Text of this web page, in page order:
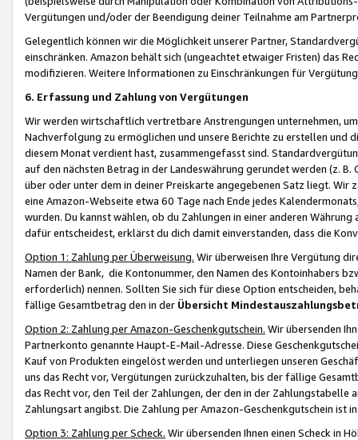
Vergütungen und/oder der Beendigung deiner Teilnahme am
Gelegentlich können wir die Möglichkeit unserer Partner,
einschränken. Amazon behält sich (ungeachtet etwaiger Fristen) das
modifizieren. Weitere Informationen zu Einschränkungen für
6. Erfassung und Zahlung von Vergütungen
Wir werden wirtschaftlich vertretbare Anstrengungen unternehmen,
Nachverfolgung zu ermöglichen und unsere Berichte zu erstellen und
diesem Monat verdient hast, zusammengefasst sind.
auf den nächsten Betrag in der Landeswährung gerundet werden (z.
über oder unter dem in deiner Preiskarte angegebenen Satz liegt.
eine Amazon-Webseite etwa 60 Tage nach Ende jedes
wurden. Du kannst wählen, ob du Zahlungen in einer anderen
dafür entscheidest, erklärst du dich damit einverstanden, dass die
Option 1: Zahlung per Überweisung. Wir überweisen Ihre Vergütung
Namen der Bank, die Kontonummer, den Namen des Kontoinhabers
erforderlich) nennen. Sollten Sie sich für diese Option entscheiden,
fällige Gesamtbetrag den in der Übersicht
Option 2: Zahlung per Amazon-Geschenkgutschein. Wir übersenden
Partnerkonto genannte Haupt-E-Mail-Adresse. Diese
Kauf von Produkten eingelöst werden und unterliegen unseren
uns das Recht vor, Vergütungen zurückzuhalten, bis der fällige
das Recht vor, den Teil der Zahlungen, der den in der
Zahlungsart angibst. Die Zahlung per Amazon-Geschenkgutschein ist
Option 3: Zahlung per Scheck. Wir übersenden Ihnen einen Scheck in